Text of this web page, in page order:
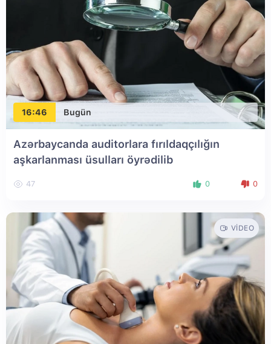
16:46 Bugün
Azərbaycanda auditorlara fırıldaqçılığın
aşkarlanması üsulları öyrədilib
47 0 0
VIDEO